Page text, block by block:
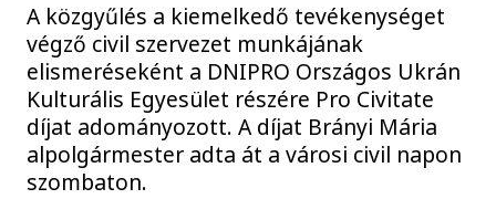
A közgyűlés a kiemelkedő tevékenységet
végző civil szervezet munkájának
elismeréseként a DNIPRO Országos Ukrán
Kulturális Egyesület részére Pro Civitate
díjat adományozott. A díjat Brányi Mária
alpolgármester adta át a városi civil napon
szombaton.